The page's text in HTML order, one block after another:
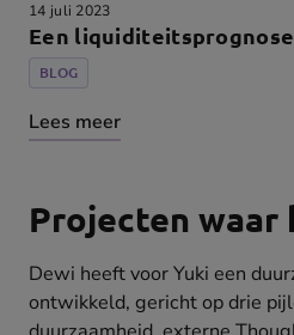
14 juli 2023
Een
BLOG
Lees meer
Projecten
Dewi heeft voor Yuki een
ontwikkeld, gericht op drie